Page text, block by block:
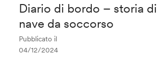
Diario di bordo – storia di
nave da soccorso
Pubblicato il
04/12/2024